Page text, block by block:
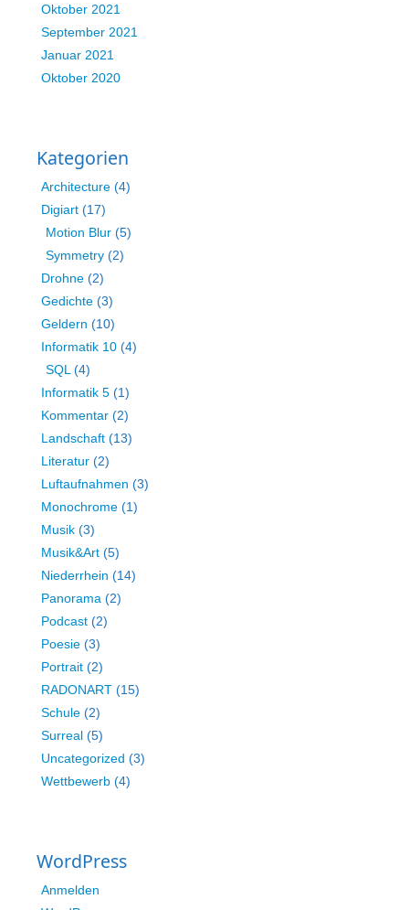
Oktober 2021
September 2021
Januar 2021
Oktober 2020
Kategorien
Architecture (4)
Digiart (17)
Motion Blur (5)
Symmetry (2)
Drohne (2)
Gedichte (3)
Geldern (10)
Informatik 10 (4)
SQL (4)
Informatik 5 (1)
Kommentar (2)
Landschaft (13)
Literatur (2)
Luftaufnahmen (3)
Monochrome (1)
Musik (3)
Musik&Art (5)
Niederrhein (14)
Panorama (2)
Podcast (2)
Poesie (3)
Portrait (2)
RADONART (15)
Schule (2)
Surreal (5)
Uncategorized (3)
Wettbewerb (4)
WordPress
Anmelden